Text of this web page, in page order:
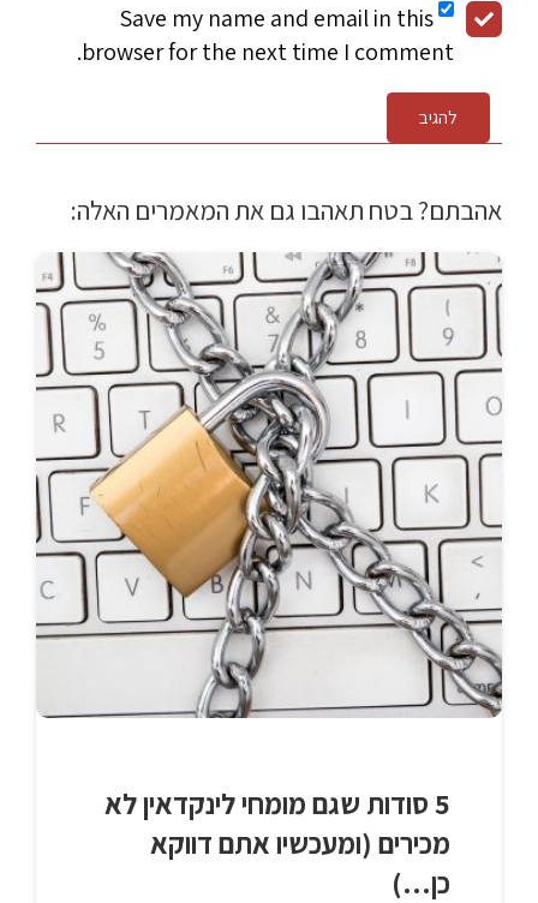
Save my name and email in this
browser for the next time I comment.
להגיב
אהבתם? בטח תאהבו גם את המאמרים האלה:
5 סודות שגם מומחי לינקדאין לא
מכירים (ומעכשיו אתם דווקא
כן…)